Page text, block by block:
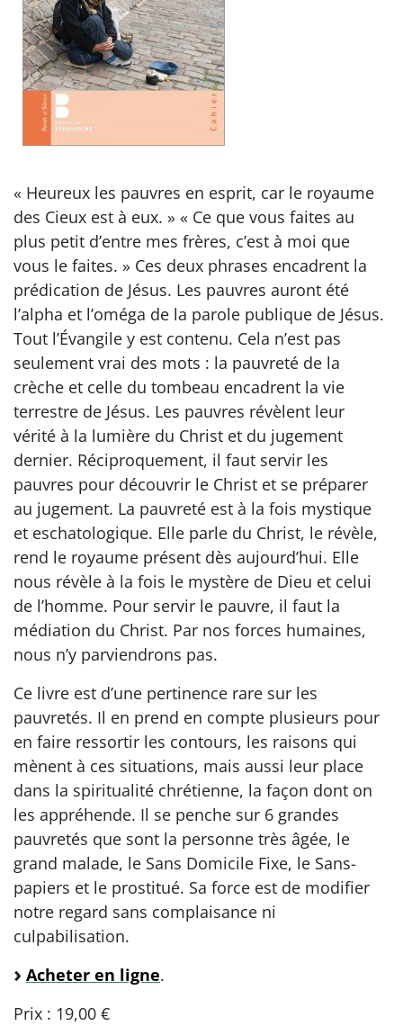
« Heureux les pauvres en esprit, car le royaume
des Cieux est à eux. » « Ce que vous faites au
plus petit d’entre mes frères, c’est à moi que
vous le faites. » Ces deux phrases encadrent la
prédication de Jésus. Les pauvres auront été
l’alpha et l’oméga de la parole publique de Jésus.
Tout l’Évangile y est contenu. Cela n’est pas
seulement vrai des mots : la pauvreté de la
crèche et celle du tombeau encadrent la vie
terrestre de Jésus. Les pauvres révèlent leur
vérité à la lumière du Christ et du jugement
dernier. Réciproquement, il faut servir les
pauvres pour découvrir le Christ et se préparer
au jugement. La pauvreté est à la fois mystique
et eschatologique. Elle parle du Christ, le révèle,
rend le royaume présent dès aujourd’hui. Elle
nous révèle à la fois le mystère de Dieu et celui
de l’homme. Pour servir le pauvre, il faut la
médiation du Christ. Par nos forces humaines,
nous n’y parviendrons pas.
Ce livre est d’une pertinence rare sur les
pauvretés. Il en prend en compte plusieurs pour
en faire ressortir les contours, les raisons qui
mènent à ces situations, mais aussi leur place
dans la spiritualité chrétienne, la façon dont on
les appréhende. Il se penche sur 6 grandes
pauvretés que sont la personne très âgée, le
grand malade, le Sans Domicile Fixe, le Sans-
papiers et le prostitué. Sa force est de modifier
notre regard sans complaisance ni
culpabilisation.
Acheter en ligne.
Prix : 19,00 €